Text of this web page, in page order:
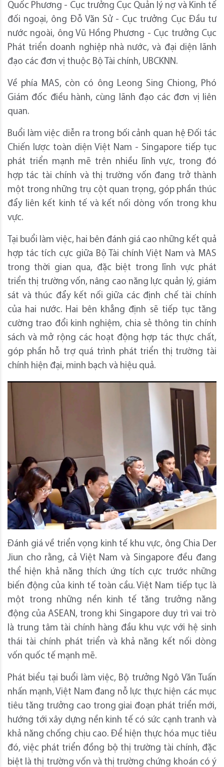
Quốc Phương - Cục trưởng Cục Quản lý nợ và Kinh tế
đối ngoại, ông Đỗ Văn Sử - Cục trưởng Cục Đầu tư
nước ngoài, ông Vũ Hồng Phương - Cục trưởng Cục
Phát triển doanh nghiệp nhà nước, và đại diện lãnh
đạo các đơn vị thuộc Bộ Tài chính, UBCKNN.
Về phía MAS, còn có ông Leong Sing Chiong, Phó
Giám đốc điều hành, cùng lãnh đạo các đơn vị liên
quan.
Buổi làm việc diễn ra trong bối cảnh quan hệ Đối tác
Chiến lược toàn diện Việt Nam - Singapore tiếp tục
phát triển mạnh mẽ trên nhiều lĩnh vực, trong đó
hợp tác tài chính và thị trường vốn đang trở thành
một trong những trụ cột quan trọng, góp phần thúc
đẩy liên kết kinh tế và kết nối dòng vốn trong khu
vực.
Tại buổi làm việc, hai bên đánh giá cao những kết quả
hợp tác tích cực giữa Bộ Tài chính Việt Nam và MAS
trong thời gian qua, đặc biệt trong lĩnh vực phát
triển thị trường vốn, nâng cao năng lực quản lý, giám
sát và thúc đẩy kết nối giữa các định chế tài chính
của hai nước. Hai bên khẳng định sẽ tiếp tục tăng
cường trao đổi kinh nghiệm, chia sẻ thông tin chính
sách và mở rộng các hoạt động hợp tác thực chất,
góp phần hỗ trợ quá trình phát triển thị trường tài
chính hiện đại, minh bạch và hiệu quả.
Đánh giá về triển vọng kinh tế khu vực, ông Chia Der
Jiun cho rằng, cả Việt Nam và Singapore đều đang
thể hiện khả năng thích ứng tích cực trước những
biến động của kinh tế toàn cầu. Việt Nam tiếp tục là
một trong những nền kinh tế tăng trưởng năng
động của ASEAN, trong khi Singapore duy trì vai trò
là trung tâm tài chính hàng đầu khu vực với hệ sinh
thái tài chính phát triển và khả năng kết nối dòng
vốn quốc tế mạnh mẽ.
Phát biểu tại buổi làm việc, Bộ trưởng Ngô Văn Tuấn
nhấn mạnh, Việt Nam đang nỗ lực thực hiện các mục
tiêu tăng trưởng cao trong giai đoạn phát triển mới,
hướng tới xây dựng nền kinh tế có sức cạnh tranh và
khả năng chống chịu cao. Để hiện thực hóa mục tiêu
đó, việc phát triển đồng bộ thị trường tài chính, đặc
biệt là thị trường vốn và thị trường chứng khoán có ý